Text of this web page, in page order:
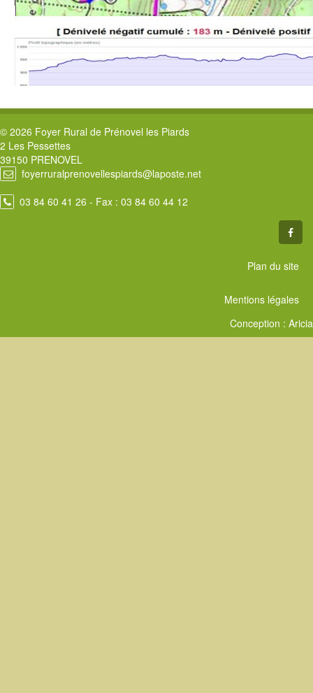
© 2026 Foyer Rural de Prénovel les Piards
2 Les Pessettes
39150 PRENOVEL
foyerruralprenovellespiards@laposte.net
03 84 60 41 26 - Fax : 03 84 60 44 12
Plan du site
Mentions légales
Conception : Aricia